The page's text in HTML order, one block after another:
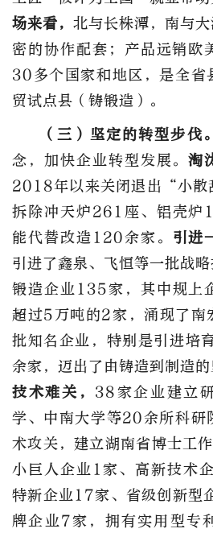
场来看， 北与长株潭，南与
密的协作配套；产品远销欧
30多个国家和地区，是全省
贸试点县（铸锻造）。
（三）坚定的转型步伐。
念，加快企业转型发展。淘
2018年以来关闭退出“小散
拆除冲天炉261座、铝壳炉
能代替改造120余家。 引进
引进了鑫泉、飞恒等一批战
锻造企业135家，其中规上
超过5万吨的2家，涌现了南
批知名企业，特别是引进培
余家，迈出了由铸造到制造的
技术难关， 38家企业建立
学、中南大学等20余所科研
术攻关，建立湖南省博士工
小巨人企业1家、高新技术
特新企业17家、省级创新型
牌企业7家，拥有实用型专